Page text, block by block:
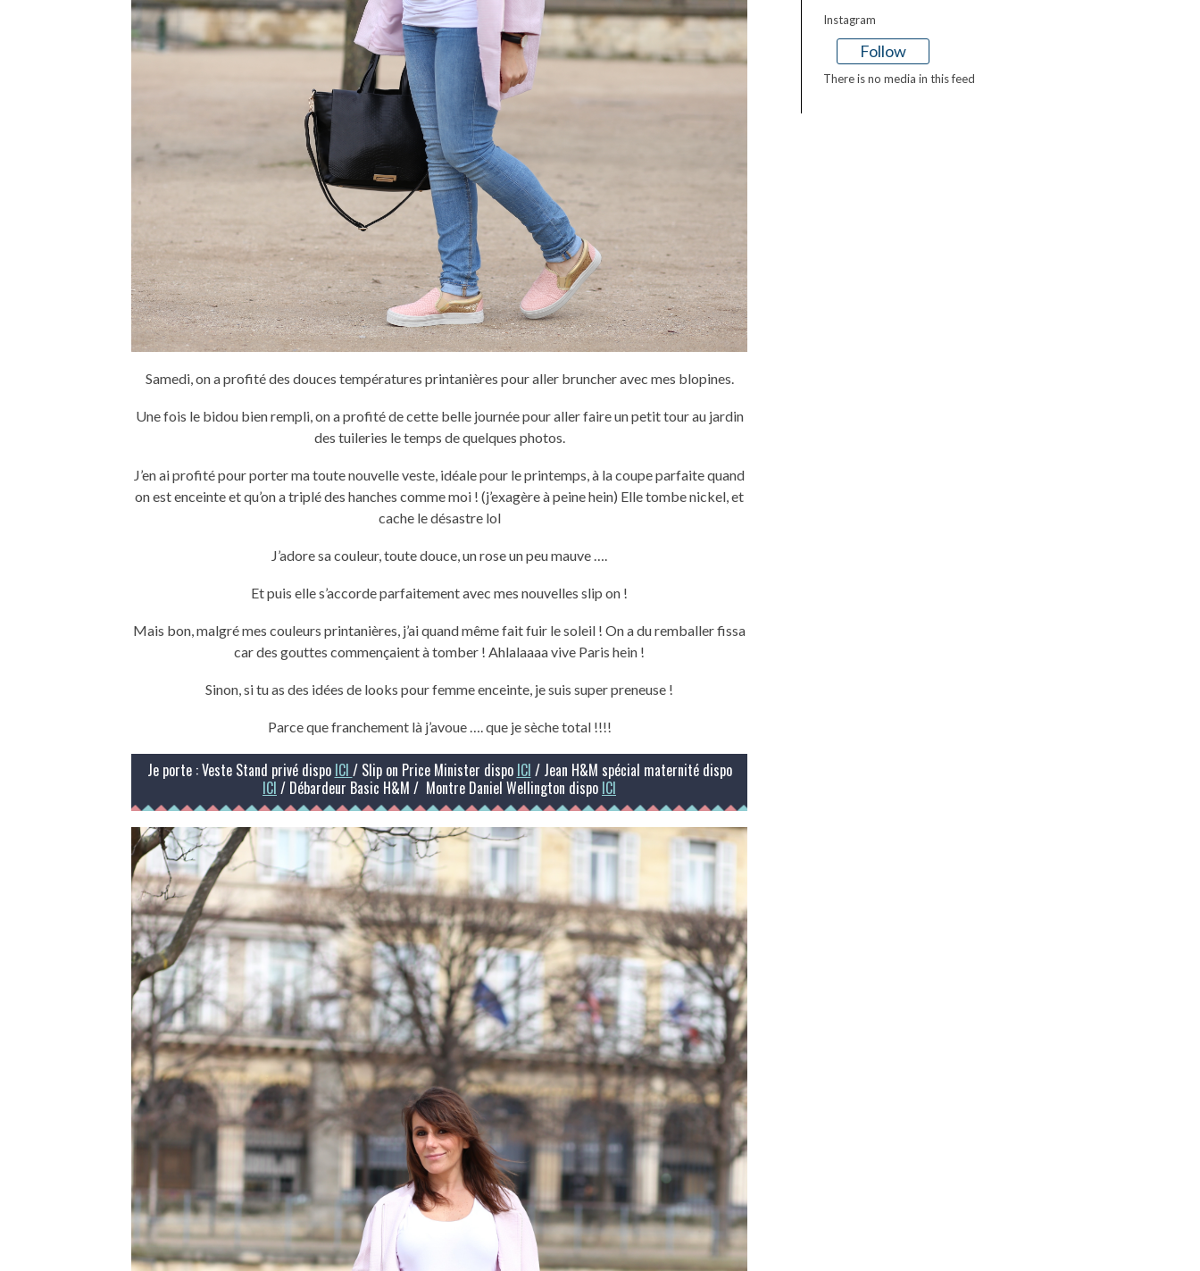
Samedi, on a profité des douces températures printanières pour aller bruncher avec mes blopines.
Une fois le bidou bien rempli, on a profité de cette belle journée pour aller faire un petit tour au jardin
des tuileries le temps de quelques photos.
J’en ai profité pour porter ma toute nouvelle veste, idéale pour le printemps, à la coupe parfaite quand
on est enceinte et qu’on a triplé des hanches comme moi ! (j’exagère à peine hein) Elle tombe nickel, et
cache le désastre lol
J’adore sa couleur, toute douce, un rose un peu mauve ….
Et puis elle s’accorde parfaitement avec mes nouvelles slip on !
Mais bon, malgré mes couleurs printanières, j’ai quand même fait fuir le soleil ! On a du remballer fissa
car des gouttes commençaient à tomber ! Ahlalaaaa vive Paris hein !
Sinon, si tu as des idées de looks pour femme enceinte, je suis super preneuse !
Parce que franchement là j’avoue …. que je sèche total !!!!
Je porte : Veste Stand privé dispo ICI / Slip on Price Minister dispo ICI / Jean H&M spécial maternité dispo
ICI / Débardeur Basic H&M / Montre Daniel Wellington dispo ICI
Instagram
Follow
There is no media in this feed